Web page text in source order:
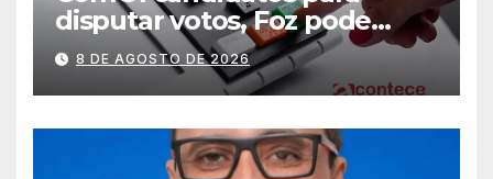
disputar votos, Foz pode
perder representatividade
8 DE AGOSTO DE 2026